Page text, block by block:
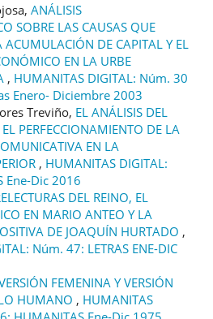
ANÁLISIS
SOBRE LAS CAUSAS QUE
ACUMULACIÓN DE CAPITAL Y EL
EN LA URBE
, HUMANITAS DIGITAL: Núm. 30
Enero- Diciembre 2003
Treviño, EL ANÁLISIS DEL
PERFECCIONAMIENTO DE LA
EN LA
, HUMANITAS DIGITAL:
Ene-Dic 2016
DEL REINO, EL
EN MARIO ANTEO Y LA
DE JOAQUÍN HURTADO ,
Núm. 47: LETRAS ENE-DIC
FEMENINA Y VERSIÓN
HUMANO , HUMANITAS